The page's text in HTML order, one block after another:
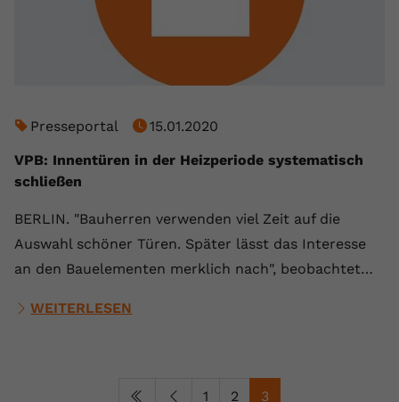
Presseportal
15.01.2020
VPB: Innentüren in der Heizperiode systematisch
schließen
BERLIN. "Bauherren verwenden viel Zeit auf die
Auswahl schöner Türen. Später lässt das Interesse
an den Bauelementen merklich nach", beobachtet…
WEITERLESEN
1 2 3